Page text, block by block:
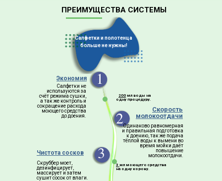
ПРЕИМУЩЕСТВА СИСТЕМЫ
3 мл моющего средства
на одну корову.
200 мл воды на
одну процедуру.
Салфетки и полотенца
больше не нужны!
Одинаково равномерная
и правильная подготовка
к доению, так же подача
тёплой воды к вымени во
время мойки даёт
повышение
молокоотдачи.
Салфетки не
используются за
счёт режима сушки,
а так же контроль и
сокращение расхода
моющего средства
до доения.
Скруббер моет,
дезинфицирует,
массирует и затем
сушит сосок от влаги.
1
2
3
Экономия
Скорость
молокоотдачи
Чистота сосков